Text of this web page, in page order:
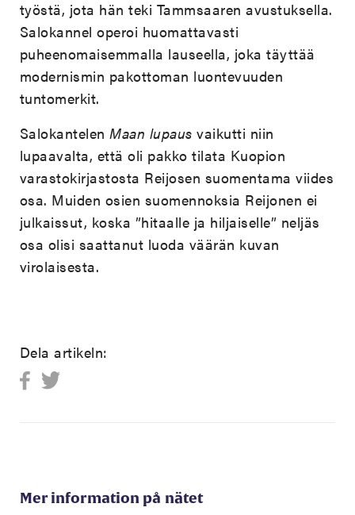
työstä, jota hän teki Tammsaaren avustuksella.
Salokannel operoi huomattavasti
puheenomaisemmalla lauseella, joka täyttää
modernismin pakottoman luontevuuden
tuntomerkit.
SalokantelenMaan lupaus vaikutti niin
lupaavalta, että oli pakko tilata Kuopion
varastokirjastosta Reijosen suomentama viides
osa. Muiden osien suomennoksia Reijonen ei
julkaissut, koska ”hitaalle ja hiljaiselle” neljäs
osa olisi saattanut luoda väärän kuvan
virolaisesta.
Dela artikeln:
Mer information på nätet